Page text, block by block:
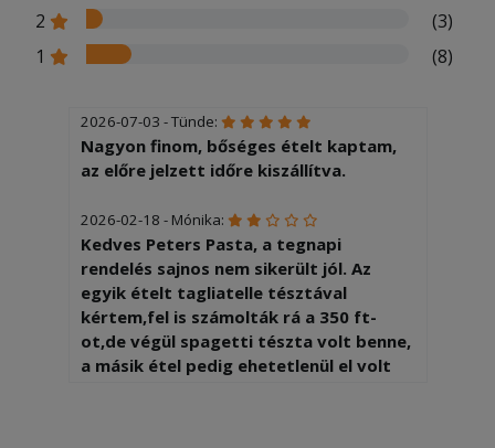
2
(3)
1
(8)
2026-07-03 - Tünde:
Nagyon finom, bőséges ételt kaptam,
az előre jelzett időre kiszállítva.
2026-02-18 - Mónika:
Kedves Peters Pasta, a tegnapi
rendelés sajnos nem sikerült jól. Az
egyik ételt tagliatelle tésztával
kértem,fel is számolták rá a 350 ft-
ot,de végül spagetti tészta volt benne,
a másik étel pedig ehetetlenül el volt